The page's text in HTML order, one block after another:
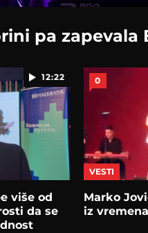
pa zapevala
12:22
više od
da se
0
VESTI
Marko
iz